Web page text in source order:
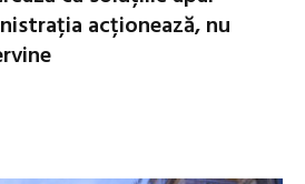
acționează, nu